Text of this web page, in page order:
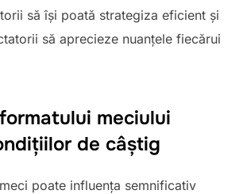
să își poată strategiza eficient și
să aprecieze nuanțele fiecărui
meciului
de câștig
poate influența semnificativ